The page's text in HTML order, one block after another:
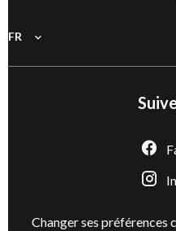
FR
Changer ses préférences